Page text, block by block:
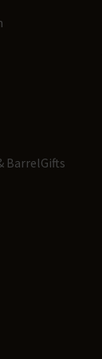
BarrelGifts